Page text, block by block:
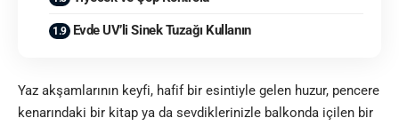
Evde UV’li Sinek Tuzağı Kullanın
Yaz akşamlarının keyfi, hafif bir esintiyle gelen huzur, pencere
kenarındaki bir kitap ya da sevdiklerinizle balkonda içilen bir